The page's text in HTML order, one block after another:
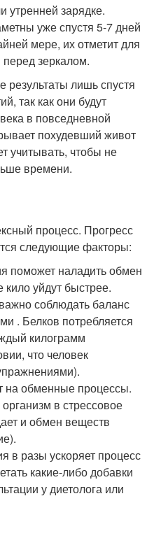
утренней зарядке.
уже спустя 5-7 дней
мере, их отметит для
зеркалом.
лишь спустя
так как они будут
в повседневной
похудевший живот
учитывать, чтобы не
времени.
процесс. Прогресс
следующие факторы:
поможет наладить обмен
уйдут быстрее.
соблюдать баланс
. Белков потребляется
килограмм
что человек
на обменные процессы.
в стрессовое
и обмен веществ
в разы ускоряет процесс
какие-либо добавки
у диетолога или